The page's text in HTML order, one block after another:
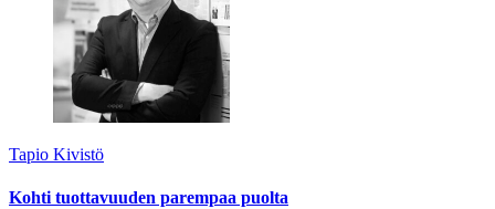
Tapio Kivistö
Kohti tuottavuuden parempaa puolta